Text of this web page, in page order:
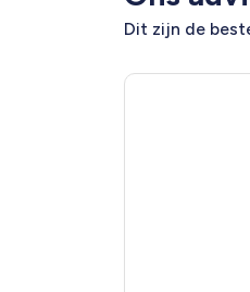
Dit zijn de